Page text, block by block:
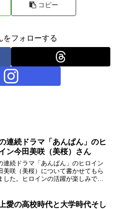
コピー
をフォローする
連続ドラマ「あんぱん」のヒ
ン今田美咲（美桜）さん
連続ドラマ「あんぱん」のヒロイン
美咲（美桜）について書かせてもら
した。ヒロインの活躍が楽しみです
愛の高校時代と大学時代そし